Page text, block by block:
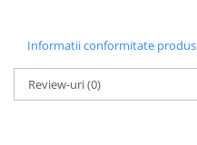
Informatii conformitate produs
Review-uri(0)